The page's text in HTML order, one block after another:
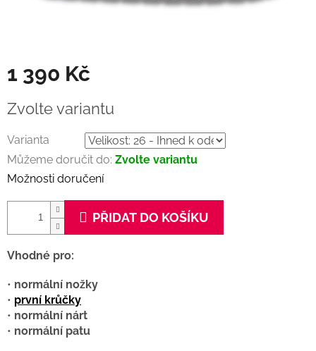
1 390 Kč
cena:
Zvolte variantu
Varianta
Můžeme doručit do: Zvolte variantu
Možnosti doručení
PŘIDAT DO KOŠÍKU
Vhodné pro:
• normální nožky
• první krůčky
• normální nárt
• normální patu